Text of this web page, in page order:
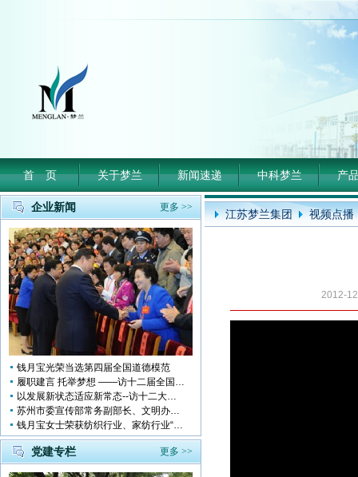
首 页 关于梦兰 新闻速递 中科梦兰 产
更多 >>
企业新闻
钱月宝光荣当选第四届全国道德模范
履职建言 托举梦想 ——访十二届全国人大代表钱月宝
以发展新状态适应新常态--访十二大全国人大代表 钱月宝
苏州市委宣传部常务副部长、文明办主任缪学为慰问钱月宝董事长
钱月宝女士荣获纺织行业、家纺行业“改革开放四十年突出贡献人物”
更多 >>
党建专栏
江苏梦兰集团 视频点播
2012-